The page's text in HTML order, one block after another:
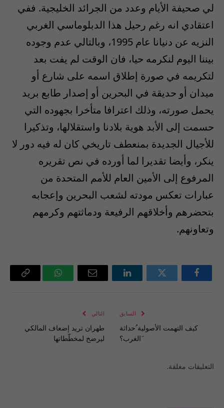
لي صحيفة الأيام وعدد من الجرائد الخليجية. ففي
اعتقادي انه رغم رحيل هذا الدبلوماسي الغربي
النزيه عن دنيانا عام 1995، وبالتالي عدم وجوده
بيننا اليوم لنكرمه حيا، فان الوقت لم يفت بعد
لتكريمه في صورة إطلاق اسمه على شارع أو
ميدان أو حديقة في البحرين أو إصدار طابع بريد
يحمل صورته، وذلك اعترافا متأخرا بجهوده التي
حسمت إلى الأبد هوية بلادنا واستقلالها، وتذكيرا
للأجيال الجديدة بمنعطف تاريخي كان له فيه دور لا
ينكر، وأيضا تقديرا لما أورده في نص تقريره
المرفوع إلى الأمين العام للأمم المتحدة من
عبارات تعكس مودته لشعب البحرين وإعجابه
بتحضرهم وأخلاقهم الرفيعة ودماثتهم وكرمهم
وتعاونهم.
فيسبوك تويتر لينكدإن
البريد
واتساب Copy
السابق
كيف التهمت الأصولية ُحداثة
َالغرب؟
التالي
طهران تريد إضعاف المالكي
ليرضخ لمخطّطاتها
التعليقات مغلقة.